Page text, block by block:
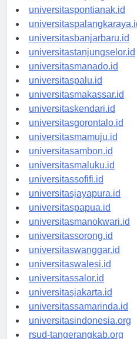
universitaskupang.id
universitaspontianak.id
universitaspalangkaraya.id
universitasbanjarbaru.id
universitastanjungselor.id
universitasmanado.id
universitaspalu.id
universitasmakassar.id
universitaskendari.id
universitasgorontalo.id
universitasmamuju.id
universitasambon.id
universitasmaluku.id
universitassofifi.id
universitasjayapura.id
universitaspapua.id
universitasmanokwari.id
universitassorong.id
universitaswanggar.id
universitaswalesi.id
universitassalor.id
universitasjakarta.id
universitassamarinda.id
universitasindonesia.org